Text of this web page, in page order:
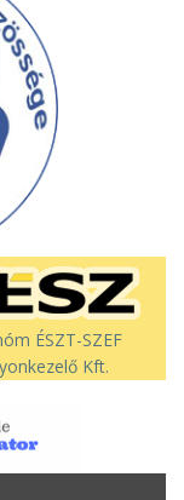
ÉSZT-SZEF
Kft.